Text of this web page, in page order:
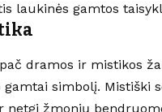
laukinės gamtos
dramos ir mistikos
simbolį. Mistiški
netgi žmonių